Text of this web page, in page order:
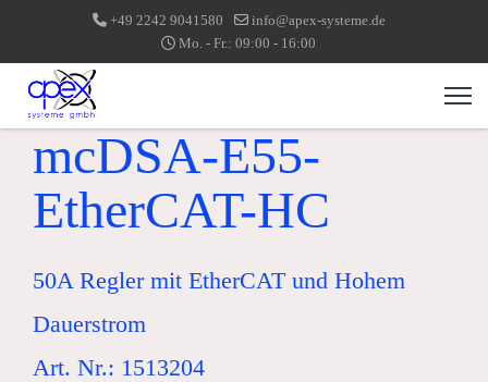
+49 2242 9041580
info@apex-systeme.de
Mo. - Fr.: 09:00 - 16:00
mcDSA-E55-
EtherCAT-HC
50A Regler mit EtherCAT und Hohem
Dauerstrom
Art. Nr.: 1513204